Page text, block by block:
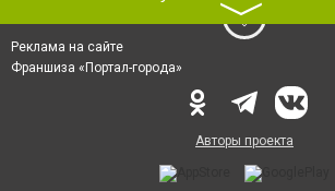
〉
Реклама на сайте
Франшиза «Портал-города»
Авторы проекта